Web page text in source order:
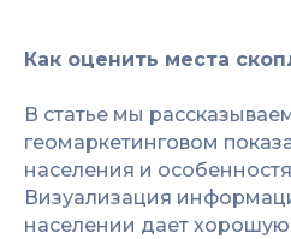
Как оценить места
В статье мы
геомаркетинговом
населения и
Визуализация
населении дает